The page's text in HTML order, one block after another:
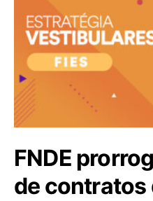
FNDE
de contratos